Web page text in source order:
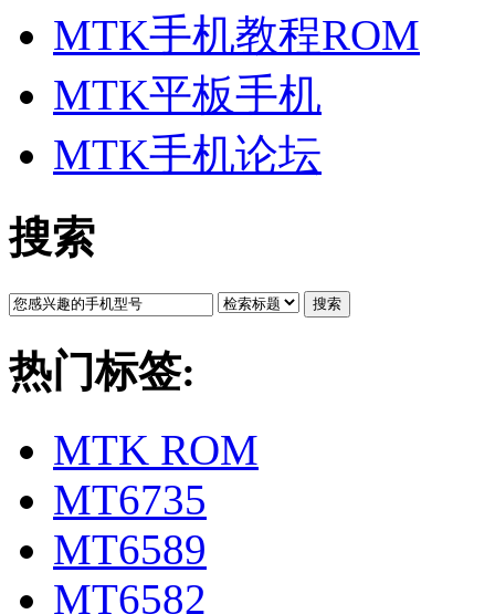
MTK手机教程ROM
MTK平板手机
MTK手机论坛
搜索
搜索
热门标签:
MTK ROM
MT6735
MT6589
MT6582